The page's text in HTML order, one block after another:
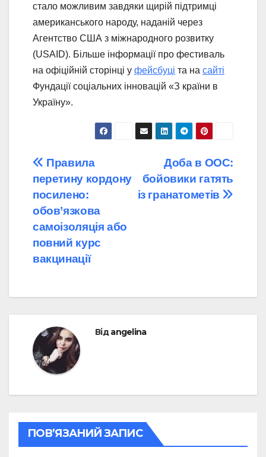
стало можливим завдяки щирій підтримці
американського народу, наданій через
Агентство США з міжнародного розвитку
(USAID). Більше інформації про фестиваль
на офіційній сторінці у фейсбуці та на сайті
Фундації соціальних інновацій «З країни в
Україну».
Навігація
записів
Доба в ООС:
бойовики гатять
із гранатометів
Правила
перетину кордону
посилено:
обов’язкова
самоізоляція або
повний курс
вакцинації
Відangelina
ПОВ’ЯЗАНИЙ ЗАПИС